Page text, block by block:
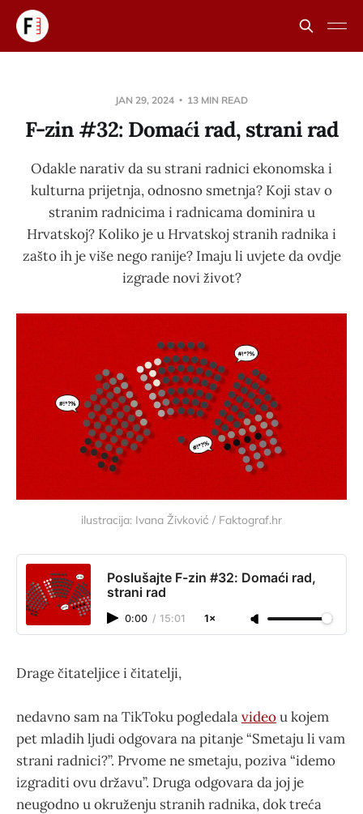
JAN 29, 2024 13 MIN READ
F-zin #32: Domaći rad, strani rad
Odakle narativ da su strani radnici ekonomska i
kulturna prijetnja, odnosno smetnja? Koji stav o
stranim radnicima i radnicama dominira u
Hrvatskoj? Koliko je u Hrvatskoj stranih radnika i
zašto ih je više nego ranije? Imaju li uvjete da ovdje
izgrade novi život?
ilustracija: Ivana Živković / Faktograf.hr
Poslušajte F-zin #32: Domaći rad,
strani rad
0:00 / 15:01 1×
Drage čitateljice i čitatelji,
nedavno sam na TikToku pogledalavideou kojem
pet mladih ljudi odgovara na pitanje “Smetaju li vam
strani radnici?”. Prvome ne smetaju, poziva “idemo
izgraditi ovu državu”. Druga odgovara da joj je
neugodno u okruženju stranih radnika, dok treća